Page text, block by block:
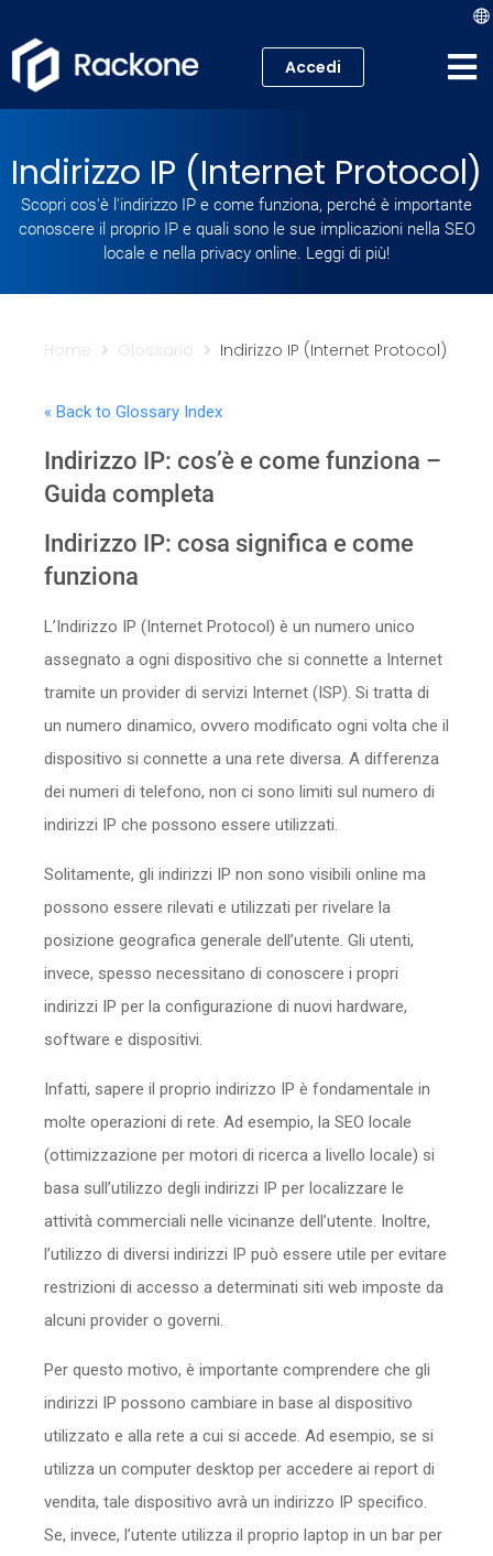
VPS
Cloud
Proxmox VE
Mail
Academy
Servizi
Accedi
Indirizzo IP (Internet Protocol)
Scopri cos'è l'indirizzo IP e come funziona, perché è importante
conoscere il proprio IP e quali sono le sue implicazioni nella SEO
locale e nella privacy online. Leggi di più!
Home Glossario Indirizzo IP (Internet Protocol)
« Back to Glossary Index
Indirizzo IP: cos’è e come funziona –
Guida completa
Indirizzo IP: cosa significa e come
funziona
L’Indirizzo IP (Internet Protocol) è un numero unico
assegnato a ogni dispositivo che si connette a Internet
tramite un provider di servizi Internet (ISP). Si tratta di
un numero dinamico, ovvero modificato ogni volta che il
dispositivo si connette a una rete diversa. A differenza
dei numeri di telefono, non ci sono limiti sul numero di
indirizzi IP che possono essere utilizzati.
Solitamente, gli indirizzi IP non sono visibili online ma
possono essere rilevati e utilizzati per rivelare la
posizione geografica generale dell’utente. Gli utenti,
invece, spesso necessitano di conoscere i propri
indirizzi IP per la configurazione di nuovi hardware,
software e dispositivi.
Infatti, sapere il proprio indirizzo IP è fondamentale in
molte operazioni di rete. Ad esempio, la SEO locale
(ottimizzazione per motori di ricerca a livello locale) si
basa sull’utilizzo degli indirizzi IP per localizzare le
attività commerciali nelle vicinanze dell’utente. Inoltre,
l’utilizzo di diversi indirizzi IP può essere utile per evitare
restrizioni di accesso a determinati siti web imposte da
alcuni provider o governi.
Per questo motivo, è importante comprendere che gli
indirizzi IP possono cambiare in base al dispositivo
utilizzato e alla rete a cui si accede. Ad esempio, se si
utilizza un computer desktop per accedere ai report di
vendita, tale dispositivo avrà un indirizzo IP specifico.
Se, invece, l’utente utilizza il proprio laptop in un bar per